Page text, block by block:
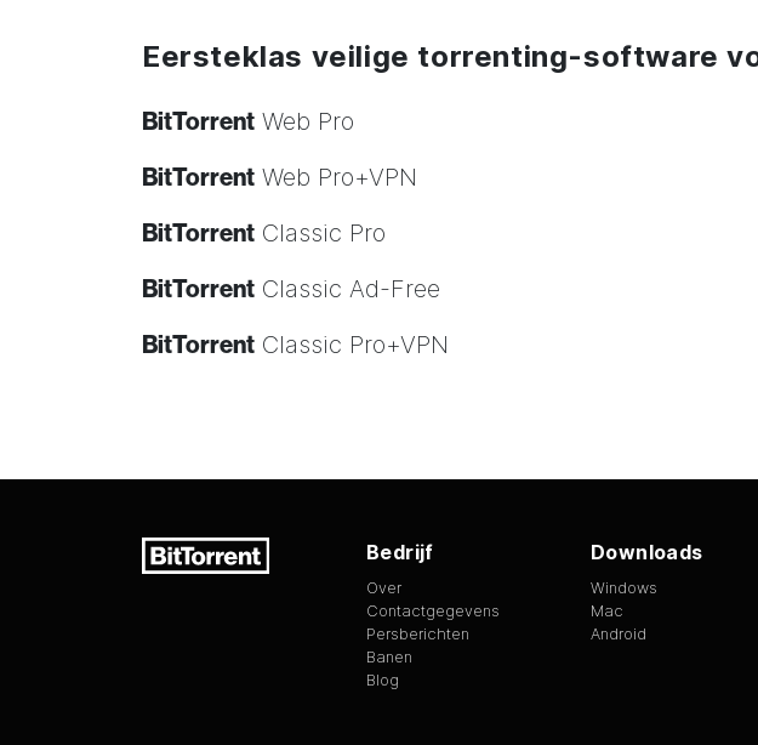
Eersteklas veilige torrenting-software
BitTorrent Web Pro
BitTorrent Web Pro+VPN
BitTorrent Classic Pro
BitTorrent Classic Ad-Free
BitTorrent Classic Pro+VPN
Bedrijf
Over
Contactgegevens
Persberichten
Banen
Blog
Downloads
Windows
Mac
Android